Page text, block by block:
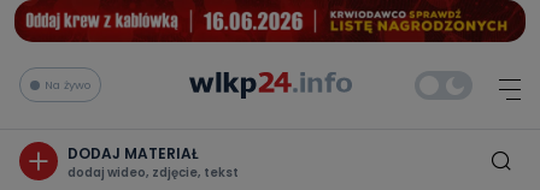
Na żywo
DODAJ MATERIAŁ
dodaj wideo, zdjęcie, tekst